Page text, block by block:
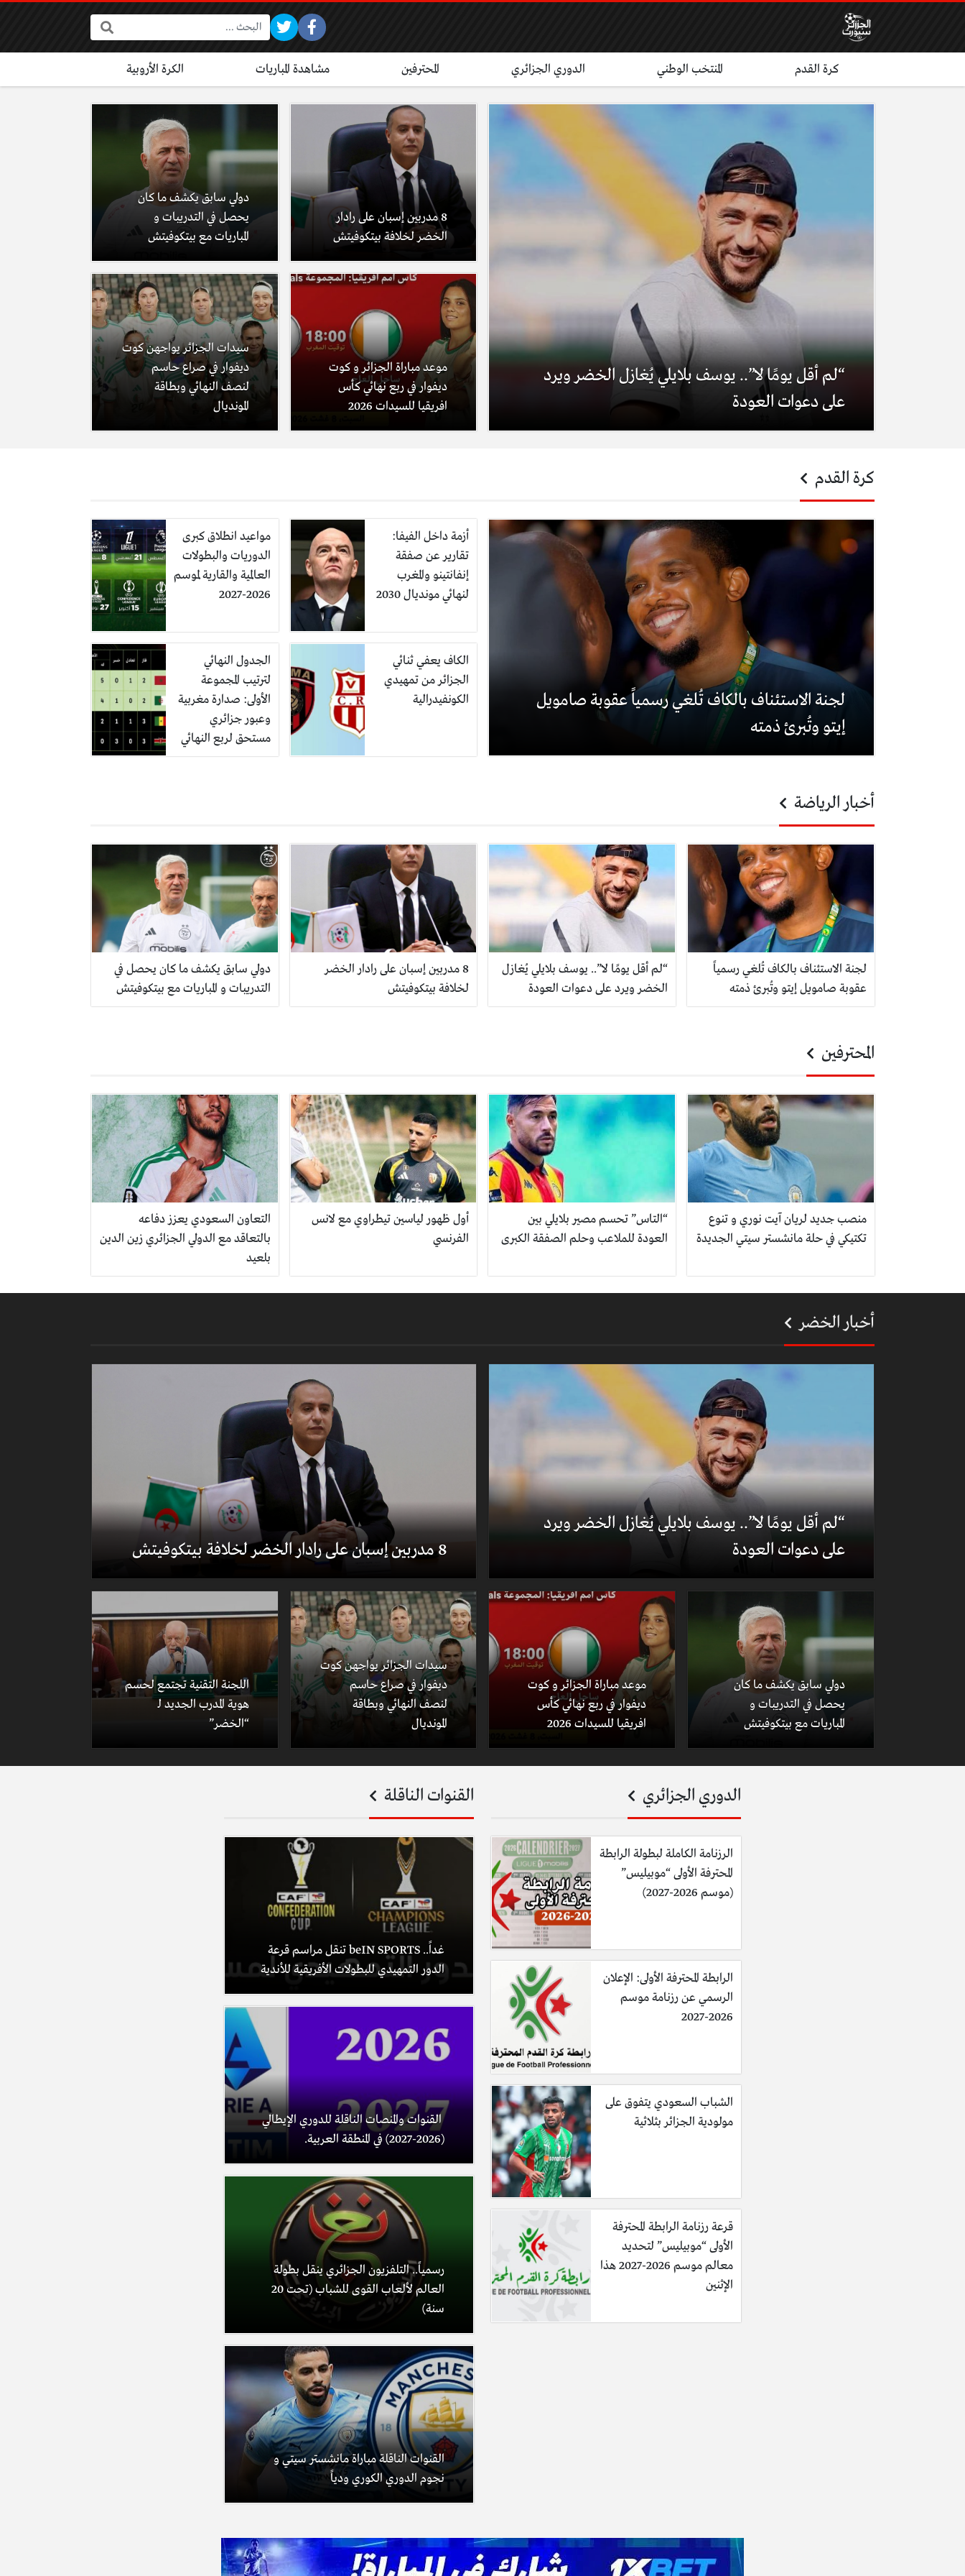
البحث:
كرة القدم المنتخب الوطني الدوري الجزائري المحترفين مشاهدة المباريات الكرة الأروبية
“لم أقل يومًا لا”.. يوسف بلايلي يُغازل الخضر ويرد
على دعوات العودة
8 مدربين إسبان على رادار
الخضر لخلافة بيتكوفيتش
دولي سابق يكشف ما كان
يحصل في التدريبات و
المباريات مع بيتكوفيتش
موعد مباراة الجزائر و كوت
ديفوار في ربع نهائي كأس
افريقيا للسيدات 2026
سيدات الجزائر يواجهن كوت
ديفوار في صراع حاسم
لنصف النهائي وبطاقة
المونديال
كرة القدم
لجنة الاستئناف بالكاف تُلغي رسمياً عقوبة صامويل
إيتو وتُبرئ ذمته
أزمة داخل الفيفا:
تقارير عن صفقة
إنفانتينو والمغرب
لنهائي مونديال 2030
مواعيد انطلاق كبرى
الدوريات والبطولات
العالمية والقارية لموسم
2026-2027
الكاف يعفي ثنائي
الجزائر من تمهيدي
الكونفيدرالية
الجدول النهائي
لترتيب المجموعة
الأولى: صدارة مغربية
وعبور جزائري
مستحق لربع النهائي
أخبار الرياضة
لجنة الاستئناف بالكاف تُلغي رسمياً
عقوبة صامويل إيتو وتُبرئ ذمته
“لم أقل يومًا لا”.. يوسف بلايلي يُغازل
الخضر ويرد على دعوات العودة
8 مدربين إسبان على رادار الخضر
لخلافة بيتكوفيتش
دولي سابق يكشف ما كان يحصل في
التدريبات و المباريات مع بيتكوفيتش
المحترفين
منصب جديد لريان آيت نوري و تنوع
تكتيكي في حلة مانشستر سيتي الجديدة
“التاس” تحسم مصير بلايلي بين
العودة للملاعب وحلم الصفقة الكبرى
أول ظهور لياسين تيطراوي مع لانس
الفرنسي
التعاون السعودي يعزز دفاعه
بالتعاقد مع الدولي الجزائري زين الدين
بلعيد
أخبار الخضر
“لم أقل يومًا لا”.. يوسف بلايلي يُغازل الخضر ويرد
على دعوات العودة
8 مدربين إسبان على رادار الخضر لخلافة بيتكوفيتش
دولي سابق يكشف ما كان
يحصل في التدريبات و
المباريات مع بيتكوفيتش
موعد مباراة الجزائر و كوت
ديفوار في ربع نهائي كأس
افريقيا للسيدات 2026
سيدات الجزائر يواجهن كوت
ديفوار في صراع حاسم
لنصف النهائي وبطاقة
المونديال
اللجنة التقنية تجتمع لحسم
هوية المدرب الجديد لـ
“الخضر”
الدوري الجزائري
الرزنامة الكاملة لبطولة الرابطة
المحترفة الأولى “موبيليس”
(موسم 2026-2027)
الرابطة المحترفة الأولى: الإعلان
الرسمي عن رزنامة موسم
2026-2027
الشباب السعودي يتفوق على
مولودية الجزائر بثلاثية
قرعة رزنامة الرابطة المحترفة
الأولى “موبيليس” لتحديد
معالم موسم 2026-2027 هذا
الإثنين
القنوات الناقلة
غداً.. beIN SPORTS تنقل مراسم قرعة
الدور التمهيدي للبطولات الأفريقية للأندية
القنوات والمنصات الناقلة للدوري الإيطالي
(2026-2027) في المنطقة العربية.
رسمياً.. التلفزيون الجزائري ينقل بطولة
العالم لألعاب القوى للشباب (تحت 20
سنة)
القنوات الناقلة مباراة مانشستر سيتي و
نجوم الدوري الكوري ودياً